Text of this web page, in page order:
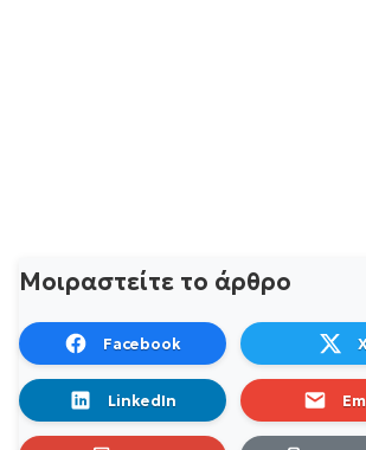
Μοιραστείτε το άρθρο
Facebook
LinkedIn